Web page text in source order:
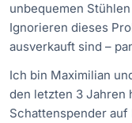
unbequemen
Ignorieren dieses
ausverkauft sind –
Ich bin Maximilian
den letzten 3 Jahren
Schattenspender